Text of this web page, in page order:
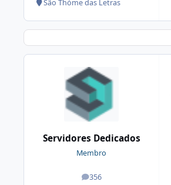
São Thóme das Letras
Servidores Dedicados
Membro
356
posts